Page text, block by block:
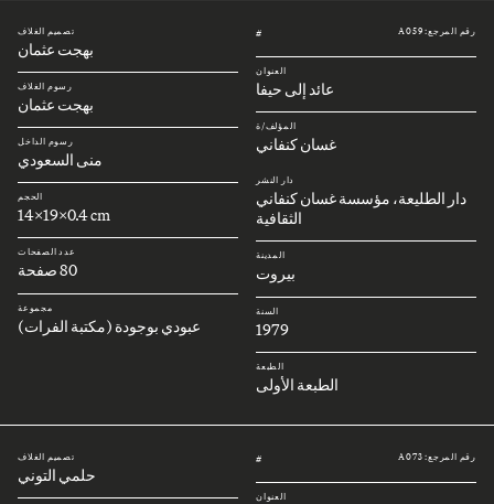
رقم المرجع: A059 #
العنوان
عائد إلى حيفا
المؤلف/ة
غسان كنفاني
دار النشر
دار الطليعة، مؤسسة غسان كنفاني
الثقافية
المدينة
بيروت
السنة
1979
الطبعة
الطبعة الأولى
تصميم الغلاف
بهجت عثمان
رسوم الغلاف
بهجت عثمان
رسوم الداخل
منى السعودي
الحجم
14x19x0.4 cm
عدد الصفحات
80 صفحة
مجموعة
عبودي بوجودة (مكتبة الفرات)
رقم المرجع: A073 #
العنوان
تصميم الغلاف
حلمي التوني